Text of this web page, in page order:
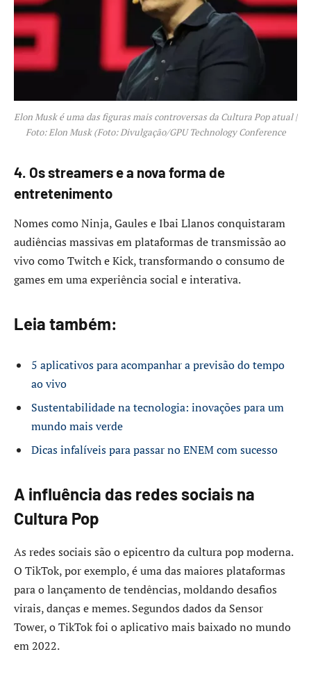
Elon Musk é uma das figuras mais controversas da Cultura Pop atual |
Foto: Elon Musk (Foto: Divulgação/GPU Technology Conference
4. Os streamers e a nova forma de
entretenimento
Nomes como Ninja, Gaules e Ibai Llanos conquistaram
audiências massivas em plataformas de transmissão ao
vivo como Twitch e Kick, transformando o consumo de
games em uma experiência social e interativa.
Leia também:
5 aplicativos para acompanhar a previsão do tempo
ao vivo
Sustentabilidade na tecnologia: inovações para um
mundo mais verde
Dicas infalíveis para passar no ENEM com sucesso
A influência das redes sociais na
Cultura Pop
As redes sociais são o epicentro da cultura pop moderna.
O TikTok, por exemplo, é uma das maiores plataformas
para o lançamento de tendências, moldando desafios
virais, danças e memes. Segundos dados da Sensor
Tower, o TikTok foi o aplicativo mais baixado no mundo
em 2022.